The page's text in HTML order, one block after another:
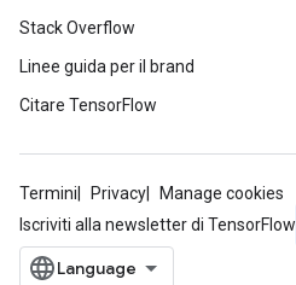
Stack Overflow
Linee guida per il brand
Citare TensorFlow
Termini Privacy
Manage cookies
Iscriviti alla newsletter di TensorFlow